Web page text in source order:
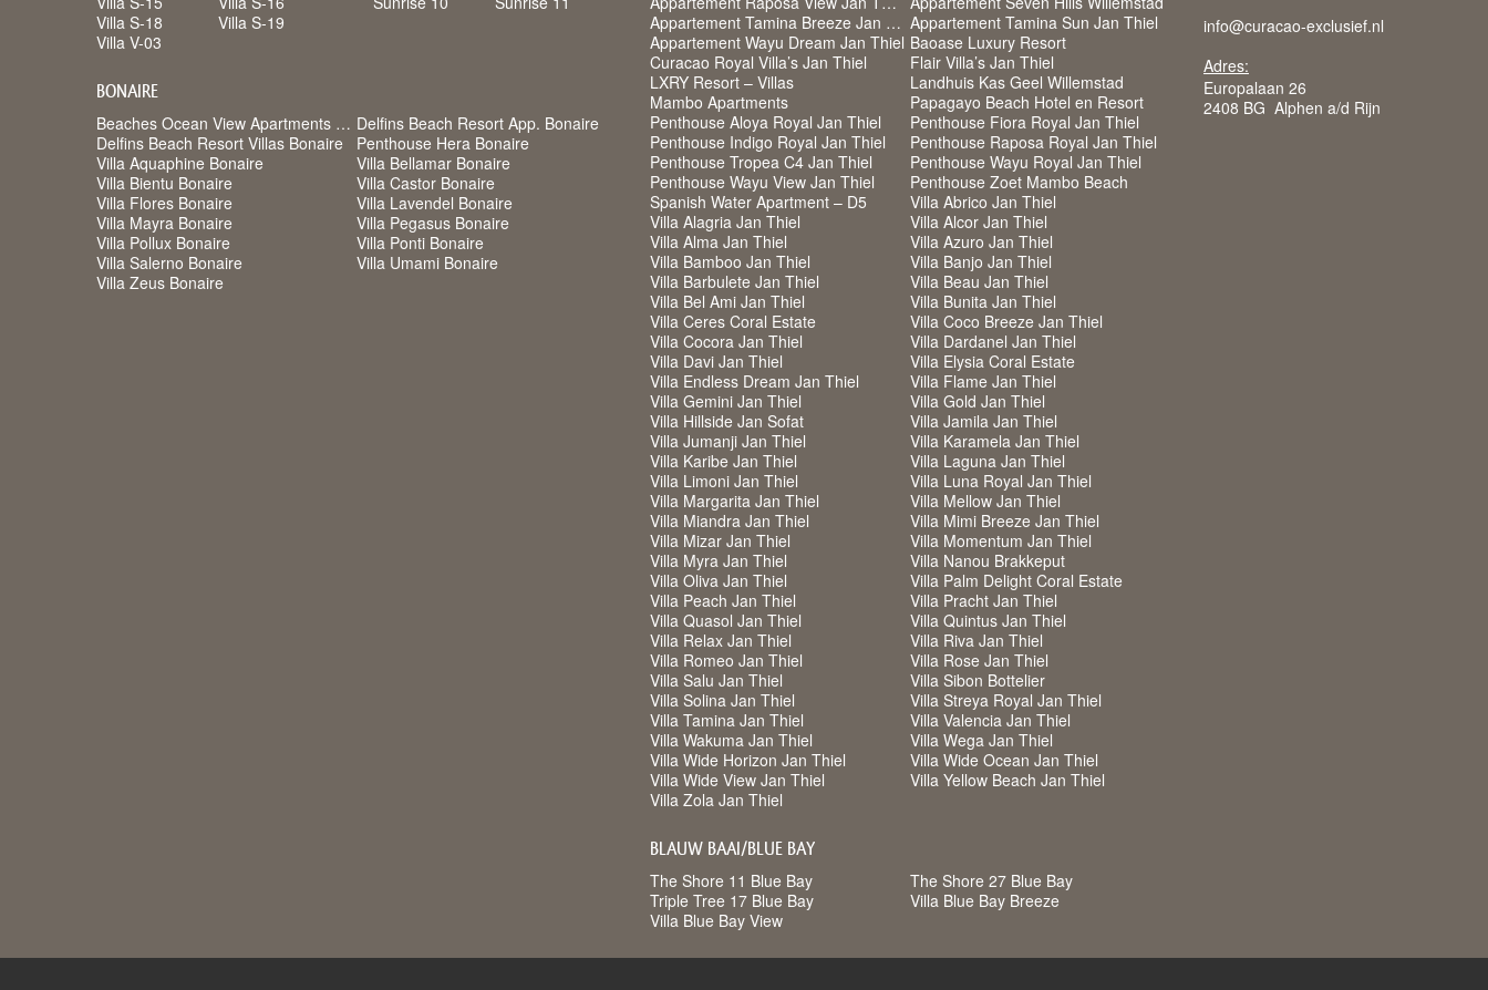
Villa S-18
Villa S-19
Villa V-03
BONAIRE
Beaches Ocean View Apartments Bonaire Delfins Beach Resort App. Bonaire
Delfins Beach Resort Villas Bonaire
Penthouse Hera Bonaire
Villa Aquaphine Bonaire
Villa Bellamar Bonaire
Villa Bientu Bonaire
Villa Castor Bonaire
Villa Flores Bonaire
Villa Lavendel Bonaire
Villa Mayra Bonaire
Villa Pegasus Bonaire
Villa Pollux Bonaire
Villa Ponti Bonaire
Villa Salerno Bonaire
Villa Umami Bonaire
Villa Zeus Bonaire
Appartement Tamina Breeze Jan Thiel Appartement Tamina Sun Jan Thiel
Appartement Wayu Dream Jan Thiel Baoase Luxury Resort
Curacao Royal Villa’s Jan Thiel
Flair Villa’s Jan Thiel
LXRY Resort – Villas
Landhuis Kas Geel Willemstad
Mambo Apartments
Papagayo Beach Hotel en Resort
Penthouse Aloya Royal Jan Thiel
Penthouse Fiora Royal Jan Thiel
Penthouse Indigo Royal Jan Thiel
Penthouse Raposa Royal Jan Thiel
Penthouse Tropea C4 Jan Thiel
Penthouse Wayu Royal Jan Thiel
Penthouse Wayu View Jan Thiel
Penthouse Zoet Mambo Beach
Spanish Water Apartment – D5
Villa Abrico Jan Thiel
Villa Alagria Jan Thiel
Villa Alcor Jan Thiel
Villa Alma Jan Thiel
Villa Azuro Jan Thiel
Villa Bamboo Jan Thiel
Villa Banjo Jan Thiel
Villa Barbulete Jan Thiel
Villa Beau Jan Thiel
Villa Bel Ami Jan Thiel
Villa Bunita Jan Thiel
Villa Ceres Coral Estate
Villa Coco Breeze Jan Thiel
Villa Cocora Jan Thiel
Villa Dardanel Jan Thiel
Villa Davi Jan Thiel
Villa Elysia Coral Estate
Villa Endless Dream Jan Thiel
Villa Flame Jan Thiel
Villa Gemini Jan Thiel
Villa Gold Jan Thiel
Villa Hillside Jan Sofat
Villa Jamila Jan Thiel
Villa Jumanji Jan Thiel
Villa Karamela Jan Thiel
Villa Karibe Jan Thiel
Villa Laguna Jan Thiel
Villa Limoni Jan Thiel
Villa Luna Royal Jan Thiel
Villa Margarita Jan Thiel
Villa Mellow Jan Thiel
Villa Miandra Jan Thiel
Villa Mimi Breeze Jan Thiel
Villa Mizar Jan Thiel
Villa Momentum Jan Thiel
Villa Myra Jan Thiel
Villa Nanou Brakkeput
Villa Oliva Jan Thiel
Villa Palm Delight Coral Estate
Villa Peach Jan Thiel
Villa Pracht Jan Thiel
Villa Quasol Jan Thiel
Villa Quintus Jan Thiel
Villa Relax Jan Thiel
Villa Riva Jan Thiel
Villa Romeo Jan Thiel
Villa Rose Jan Thiel
Villa Salu Jan Thiel
Villa Sibon Bottelier
Villa Solina Jan Thiel
Villa Streya Royal Jan Thiel
Villa Tamina Jan Thiel
Villa Valencia Jan Thiel
Villa Wakuma Jan Thiel
Villa Wega Jan Thiel
Villa Wide Horizon Jan Thiel
Villa Wide Ocean Jan Thiel
Villa Wide View Jan Thiel
Villa Yellow Beach Jan Thiel
Villa Zola Jan Thiel
BLAUW BAAI/BLUE BAY
The Shore 11 Blue Bay
The Shore 27 Blue Bay
Triple Tree 17 Blue Bay
Villa Blue Bay Breeze
Villa Blue Bay View
info@curacao-exclusief.nl
Adres:
Europalaan 26
2408 BG Alphen a/d Rijn